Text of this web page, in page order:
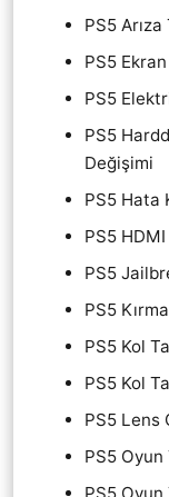
PS5
PS5
PS5
PS5
Değişimi
PS5 Hata
PS5
PS5
PS5
PS5 Kol
PS5 Kol
PS5 Lens
PS5 Oyun